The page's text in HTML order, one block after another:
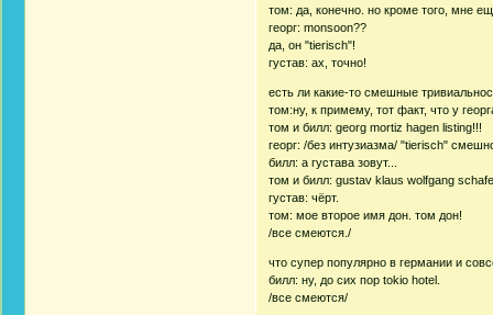
том: да, конечно. но кроме того, мне
георг: monsoon??
да, он "tierisch"!
густав: ах, точно!
есть ли какие-то смешные
том:ну, к примему, тот факт, что у
том и билл: georg mortiz hagen listing!!!
георг: /без интузиазма/ "tierisch"
билл: а густава зовут...
том и билл: gustav klaus wolfgang
густав: чёрт.
том: мое второе имя дон. том дон!
/все смеются./
что супер популярно в германии и
билл: ну, до сих пор tokio hotel.
/все смеются/